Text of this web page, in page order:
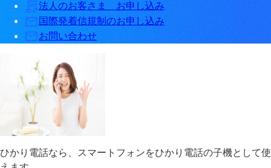
法人のお客さま お申し込み
国際発着信規制のお申し込み
お問い合わせ
ひかり電話なら、スマートフォンをひかり電話の子機として使